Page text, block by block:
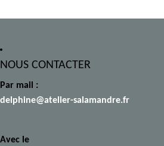
NOUS CONTACTER
Par mail :
delphine@atelier-salamandre.fr
Avec le